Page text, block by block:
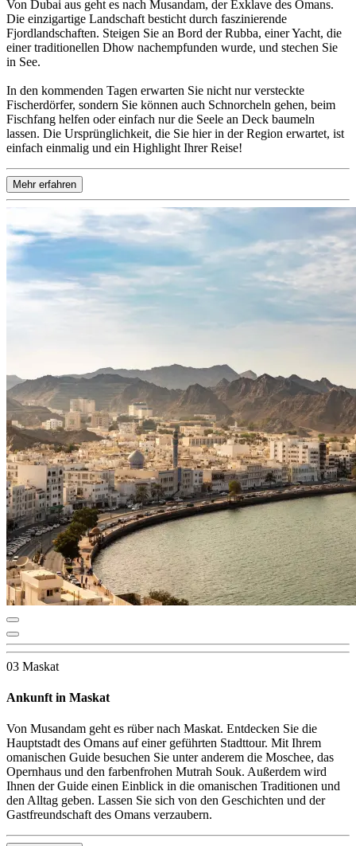
Von Dubai aus geht es nach Musandam, der Exklave des Omans.
Die einzigartige Landschaft besticht durch faszinierende
Fjordlandschaften. Steigen Sie an Bord der Rubba, einer Yacht, die
einer traditionellen Dhow nachempfunden wurde, und stechen Sie
in See.
In den kommenden Tagen erwarten Sie nicht nur versteckte
Fischerdörfer, sondern Sie können auch Schnorcheln gehen, beim
Fischfang helfen oder einfach nur die Seele an Deck baumeln
lassen. Die Ursprünglichkeit, die Sie hier in der Region erwartet, ist
einfach einmalig und ein Highlight Ihrer Reise!
Mehr erfahren
03 Maskat
Ankunft in Maskat
Von Musandam geht es rüber nach Maskat. Entdecken Sie die
Hauptstadt des Omans auf einer geführten Stadttour. Mit Ihrem
omanischen Guide besuchen Sie unter anderem die Moschee, das
Opernhaus und den farbenfrohen Mutrah Souk. Außerdem wird
Ihnen der Guide einen Einblick in die omanischen Traditionen und
den Alltag geben. Lassen Sie sich von den Geschichten und der
Gastfreundschaft des Omans verzaubern.